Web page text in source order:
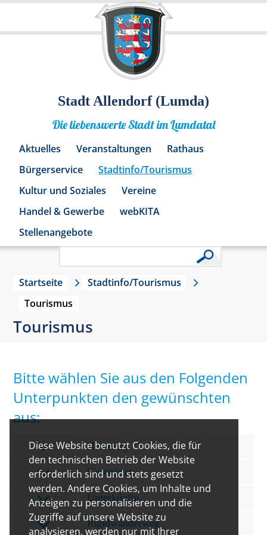
Diese Website benutzt Cookies, die für
den technischen Betrieb der Website
erforderlich sind und stets gesetzt
werden. Andere Cookies, um Inhalte und
Anzeigen zu personalisieren und die
Zugriffe auf unsere Website zu
analysieren, werden nur mit Ihrer
Stadt Allendorf (Lumda)
Die liebenswerte Stadt im Lumdatal
Aktuelles Veranstaltungen
Rathaus
Bürgerservice
Stadtinfo/Tourismus
Kultur und Soziales
Vereine
Handel & Gewerbe
webKITA
Stellenangebote
Startseite
Stadtinfo/Tourismus
Tourismus
Tourismus
Bitte wählen Sie aus den Folgenden
Unterpunkten den gewünschten
aus:
Hessentip
Gaststätten
Unterkünfte
Rundwanderweg